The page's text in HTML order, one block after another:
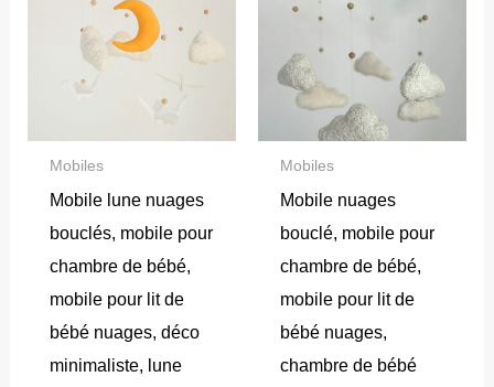
Mobiles
Mobile lune nuages
bouclés, mobile pour
chambre de bébé,
mobile pour lit de
bébé nuages, déco
minimaliste, lune
Mobiles
Mobile nuages
bouclé, mobile pour
chambre de bébé,
mobile pour lit de
bébé nuages,
chambre de bébé